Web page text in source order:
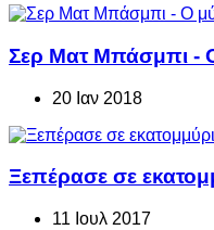
Σερ Ματ Μπάσμπι - Ο
20 Ιαν 2018
Ξεπέρασε σε
11 Ιουλ 2017